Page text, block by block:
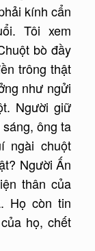
kính cẩn
Tôi xem
bò đầy
trông thật
như ngửi
Người giữ
ông ta
ngài chuột
Người Ấn
thân của
Họ còn tin
họ, chết